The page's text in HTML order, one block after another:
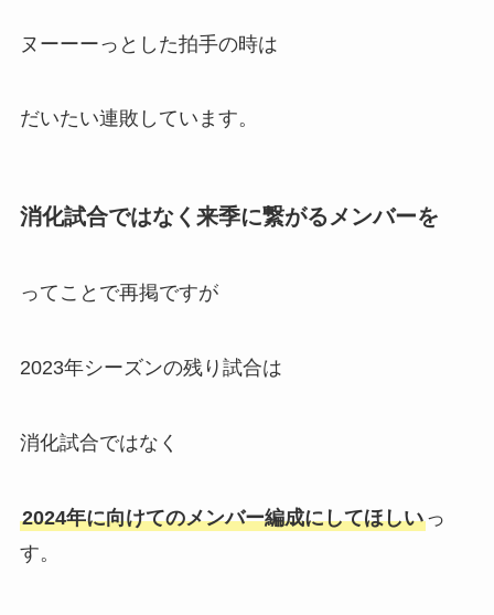
ヌーーーっとした拍手の時は
だいたい連敗しています。
消化試合ではなく来季に繋がるメンバーを
ってことで再掲ですが
2023年シーズンの残り試合は
消化試合ではなく
2024年に向けてのメンバー編成にしてほしいっ
す。